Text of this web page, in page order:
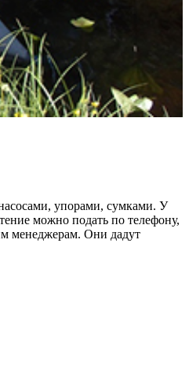
упорами, сумками. У
можно подать по телефону,
менеджерам. Они дадут